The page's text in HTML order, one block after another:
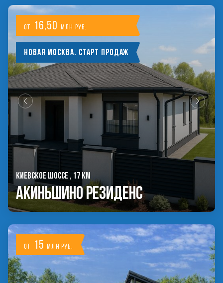
от 16,50 млн руб.
Новая Москва. Старт продаж
КИЕВСКОЕ ШОССЕ , 17 КМ
Акиньшино Резиденс
от 15млн руб.